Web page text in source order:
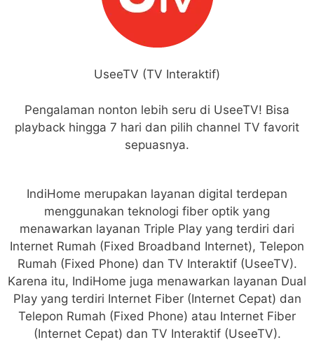
UseeTV (TV Interaktif)
Pengalaman nonton lebih seru di UseeTV! Bisa
playback hingga 7 hari dan pilih channel TV favorit
sepuasnya.
IndiHome merupakan layanan digital terdepan
menggunakan teknologi fiber optik yang
menawarkan layanan Triple Play yang terdiri dari
Internet Rumah (Fixed Broadband Internet), Telepon
Rumah (Fixed Phone) dan TV Interaktif (UseeTV).
Karena itu, IndiHome juga menawarkan layanan Dual
Play yang terdiri Internet Fiber (Internet Cepat) dan
Telepon Rumah (Fixed Phone) atau Internet Fiber
(Internet Cepat) dan TV Interaktif (UseeTV).